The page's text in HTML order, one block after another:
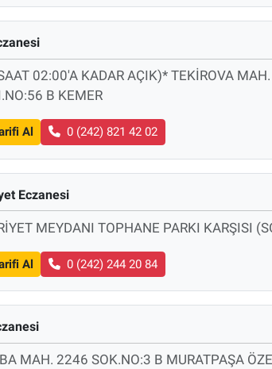
02:00'A KADAR AÇIK)* TEKİROVA
B KEMER
Al 0 (242) 821 42 02
Eczanesi
MEYDANI TOPHANE PARKI KARŞISI
Al 0 (242) 244 20 84
MAH. 2246 SOK.NO:3 B MURATPAŞA